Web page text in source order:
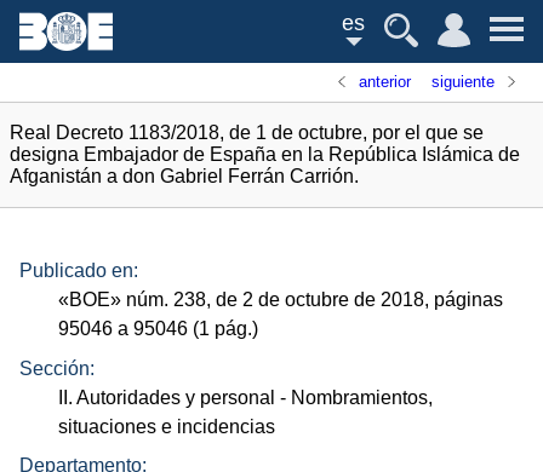
es
anterior siguiente
Real Decreto 1183/2018, de 1 de octubre, por el que se
designa Embajador de España en la República Islámica de
Afganistán a don Gabriel Ferrán Carrión.
Publicado en:
«BOE» núm. 238, de 2 de octubre de 2018, páginas
95046 a 95046 (1 pág.)
Sección:
II. Autoridades y personal - Nombramientos,
situaciones e incidencias
Departamento: